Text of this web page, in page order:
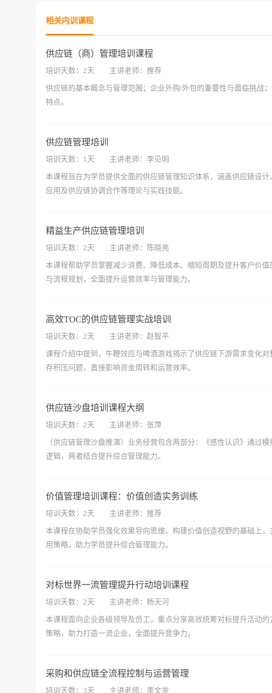
相关内训课程
供应链（商）管理培训课程
培训天数：2天 主讲老师：推荐
供应链的基本概念与管理范围；企业外购/外包的重要性与面临挑战
特点。
供应链管理培训
培训天数：1天 主讲老师：李见明
本课程旨在为学员提供全面的供应链管理知识体系，涵盖供应链设
应用及供应链协调合作等理论与实践技能。
精益生产供应链管理培训
培训天数：2天 主讲老师：陈晓亮
本课程帮助学员掌握减少浪费、降低成本、缩短周期及提升客户价
与流程规划，全面提升运营效率与管理能力。
高效TOC的供应链管理实战培训
培训天数：2天 主讲老师：赵智平
课程介绍中提到，牛鞭效应与啤酒游戏揭示了供应链下游需求变化
存积压问题，直接影响资金周转和运营效率。
供应链沙盘培训课程大纲
培训天数：2天 主讲老师：张萍
（供应链管理沙盘推演）业务经营包含两部分：《感性认识》通过
逻辑，两者结合提升综合管理能力。
价值管理培训课程：价值创造实务训练
培训天数：2天 主讲老师：推荐
本课程在协助学员强化效果导向思维、构建价值创造视野的基础上
用策略，助力学员提升综合管理能力。
对标世界一流管理提升行动培训课程
培训天数：2天 主讲老师：杨天河
本课程面向企业各级领导及员工，重点分享高效统筹对标提升活动
策略，助力打造一流企业，全面提升竞争力。
采购和供应链全流程控制与运营管理
培训天数：3天 主讲老师：李文发